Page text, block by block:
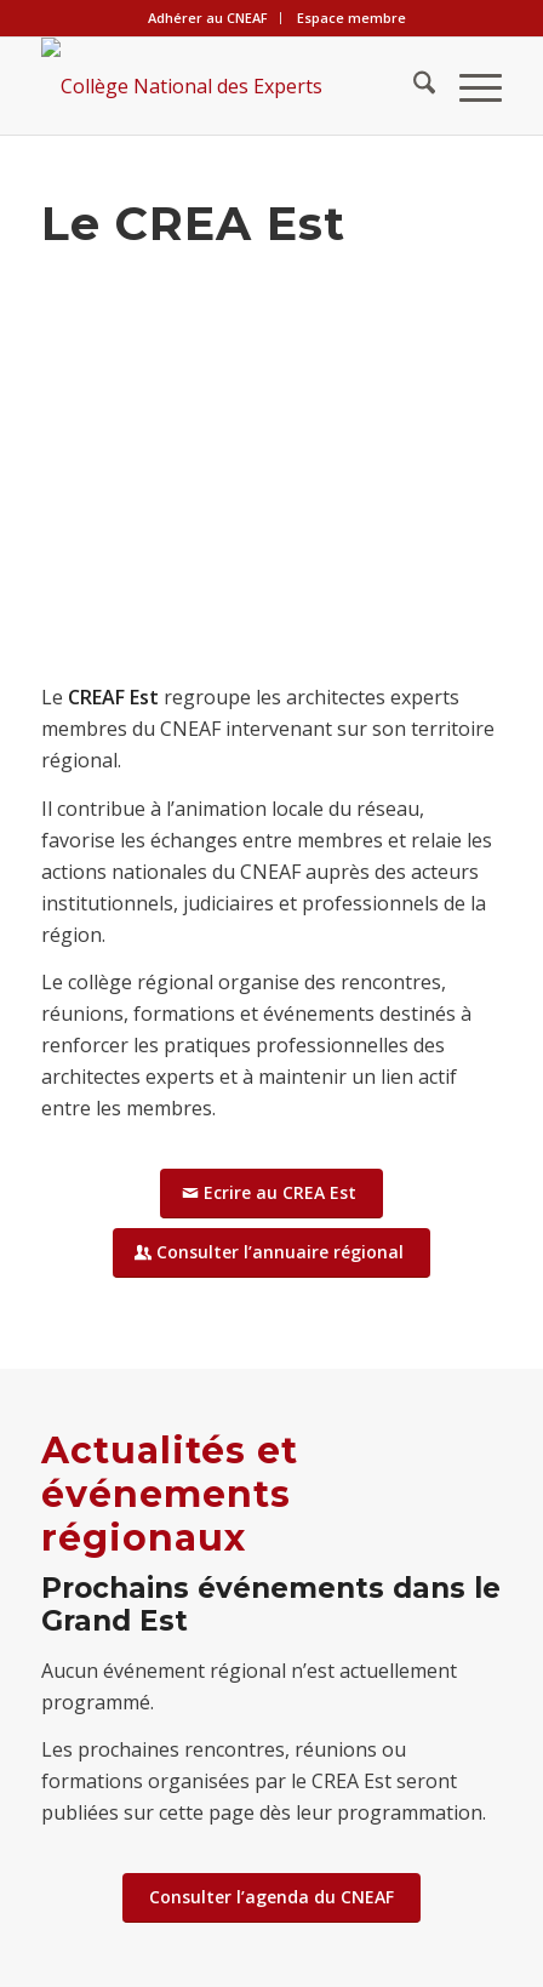
Adhérer au CNEAF Espace membre
Le CREA Est
Le CREAF Est regroupe les architectes experts
membres du CNEAF intervenant sur son territoire
régional.
Il contribue à l’animation locale du réseau,
favorise les échanges entre membres et relaie les
actions nationales du CNEAF auprès des acteurs
institutionnels, judiciaires et professionnels de la
région.
Le collège régional organise des rencontres,
réunions, formations et événements destinés à
renforcer les pratiques professionnelles des
architectes experts et à maintenir un lien actif
entre les membres.
Ecrire au CREA Est
Consulter l’annuaire régional
Actualités et
événements
régionaux
Prochains événements dans le
Grand Est
Aucun événement régional n’est actuellement
programmé.
Les prochaines rencontres, réunions ou
formations organisées par le CREA Est seront
publiées sur cette page dès leur programmation.
Consulter l’agenda du CNEAF